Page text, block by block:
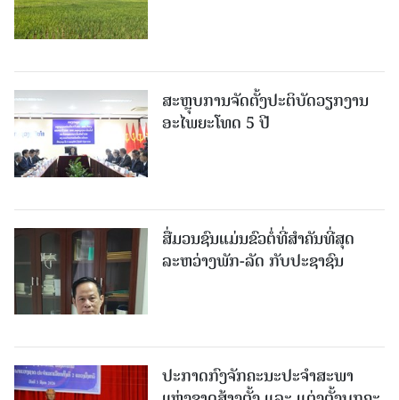
ສະຫຼຸບການຈັດຕັ້ງປະຕິບັດວຽກງານ
ອະໄພຍະໂທດ 5 ປີ
ສື່ມວນຊົນແມ່ນຂົວຕໍ່ທີ່ສໍາຄັນທີ່ສຸດ
ລະຫວ່າງພັກ-ລັດ ກັບປະຊາຊົນ
ປະກາດກົງຈັກຄະນະປະຈໍາສະພາ